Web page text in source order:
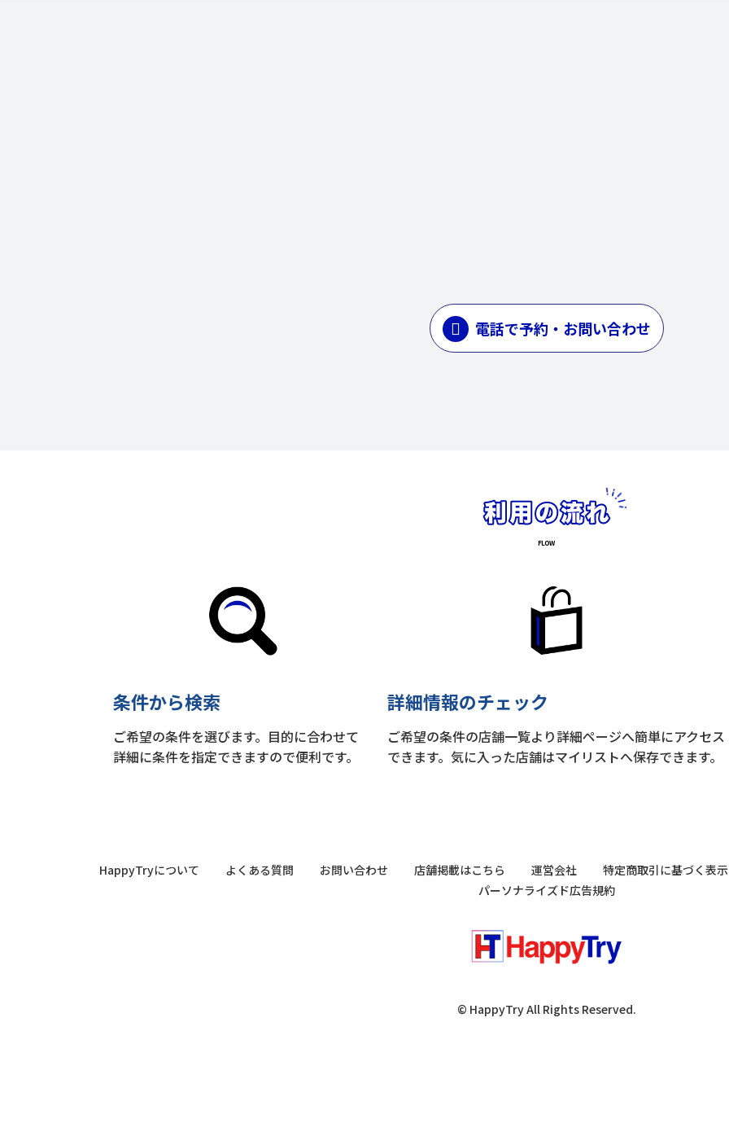
電話で予約・お問い合わせ
条件から検索
ご希望の条件を選びます。目的に合わせて
詳細に条件を指定できますので便利です。
詳細情報のチェック
ご希望の条件の店舗一覧より詳細ページへ簡単にアクセス
できます。気に入った店舗はマイリストへ保存できます。
HappyTryについて よくある質問 お問い合わせ 店舗掲載はこちら 運営会社
特定商取引に基づく表示
パーソナライズド広告規約
© HappyTry All Rights Reserved.